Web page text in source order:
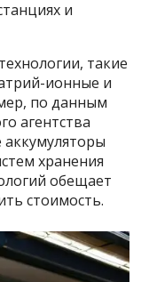
и
такие
ионные и
по данным
агентства
хранения
обещает
стоимость.